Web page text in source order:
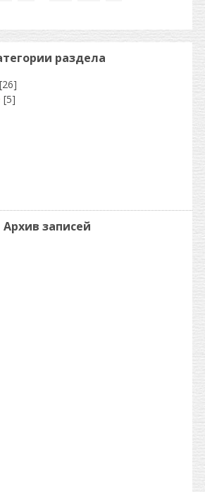
раздела
[26]
[5]
Архив записей